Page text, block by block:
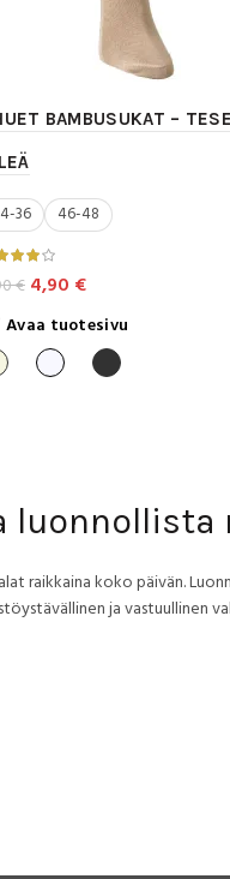
BAMBUSUKAT –
36 46-48
€ Alkuperäinen
hinta
oli:
8,90 €.
4,90 €Nykyinen
hinta
on:
4,90 €.
Avaa tuotesivu
valinnat
tuotteen
raikkaina koko päivän.
ja vastuullinen